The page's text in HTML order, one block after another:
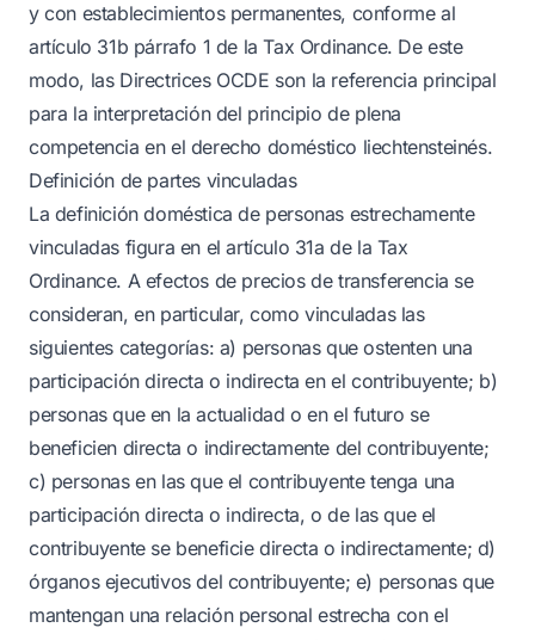
y con establecimientos permanentes, conforme al
artículo 31b párrafo 1 de la Tax Ordinance. De este
modo, las Directrices OCDE son la referencia principal
para la interpretación del principio de plena
competencia en el derecho doméstico liechtensteinés.
Definición de partes vinculadas
La definición doméstica de personas estrechamente
vinculadas figura en el artículo 31a de la Tax
Ordinance. A efectos de precios de transferencia se
consideran, en particular, como vinculadas las
siguientes categorías: a) personas que ostenten una
participación directa o indirecta en el contribuyente; b)
personas que en la actualidad o en el futuro se
beneficien directa o indirectamente del contribuyente;
c) personas en las que el contribuyente tenga una
participación directa o indirecta, o de las que el
contribuyente se beneficie directa o indirectamente; d)
órganos ejecutivos del contribuyente; e) personas que
mantengan una relación personal estrecha con el